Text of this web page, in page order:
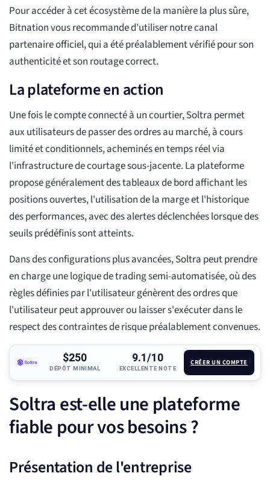
Pour accéder à cet écosystème de la manière la plus sûre,
Bitnation vous recommande d'utiliser notre canal
partenaire officiel, qui a été préalablement vérifié pour son
authenticité et son routage correct.
La plateforme en action
Une fois le compte connecté à un courtier, Soltra permet
aux utilisateurs de passer des ordres au marché, à cours
limité et conditionnels, acheminés en temps réel via
l'infrastructure de courtage sous-jacente. La plateforme
propose généralement des tableaux de bord affichant les
positions ouvertes, l'utilisation de la marge et l'historique
des performances, avec des alertes déclenchées lorsque des
seuils prédéfinis sont atteints.
Dans des configurations plus avancées, Soltra peut prendre
en charge une logique de trading semi-automatisée, où des
règles définies par l'utilisateur génèrent des ordres que
l'utilisateur peut approuver ou laisser s'exécuter dans le
respect des contraintes de risque préalablement convenues.
$250
DÉPÔT MINIMAL
9.1/10
EXCELLENTE NOTE
CRÉER UN COMPTE
Soltra est-elle une plateforme
fiable pour vos besoins ?
Présentation de l'entreprise